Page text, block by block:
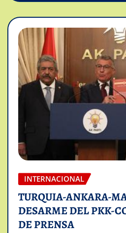
INTERNACIONAL
TURQUIA-ANKARA-
DESARME DEL PKK-
DE PRENSA